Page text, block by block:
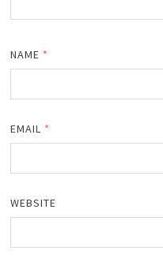
NAME *
EMAIL *
WEBSITE